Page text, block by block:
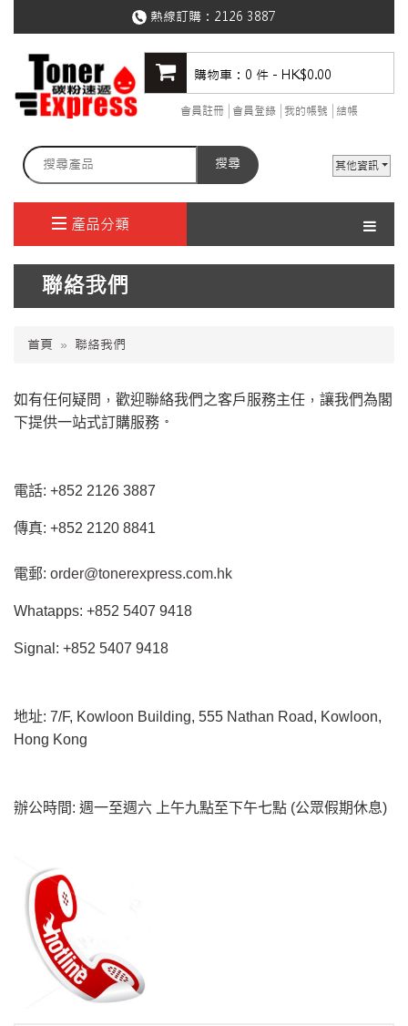
熱線訂購： 2126 3887
購物車：0 件 - HK$0.00
會員註冊 會員登錄 我的帳號 結帳
搜尋 其他資訊
產品分類
聯絡我們
首頁 聯絡我們
如有任何疑問 ， 歡迎聯絡我們之客戶服務主任 ， 讓我們為閣
下提供一站式訂購服務 。
電話: +852 2126 3887
傳真: +852 2120 8841
電郵: order@tonerexpress.com.hk
Whatapps: +852 5407 9418
Signal: +852 5407 9418
地址: 7/F, Kowloon Building, 555 Nathan Road, Kowloon,
Hong Kong
辦公時間: 週一至週六 上午九點至下午七點 (公眾假期休息)